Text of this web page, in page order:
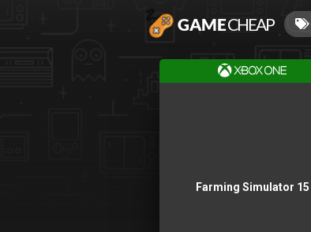
Farming Simulator 15